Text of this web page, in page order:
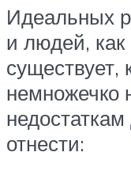
Идеальных
и людей, как
немножечко
отнести: